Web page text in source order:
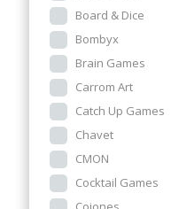
Board & Dice
Bombyx
Brain Games
Carrom Art
Catch Up Games
Chavet
CMON
Cocktail Games